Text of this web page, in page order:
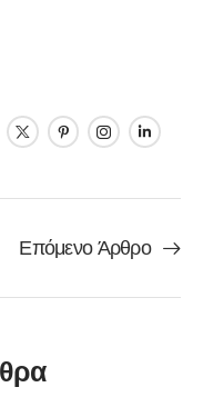
Επόμενο Άρθρο